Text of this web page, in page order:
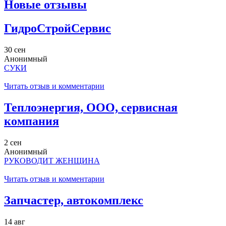
Новые отзывы
ГидроСтройСервис
30 сен
Анонимный
СУКИ
Читать отзыв и комментарии
Теплоэнергия, ООО, сервисная
компания
2 сен
Анонимный
РУКОВОДИТ ЖЕНЩИНА
Читать отзыв и комментарии
Запчастер, автокомплекс
14 авг